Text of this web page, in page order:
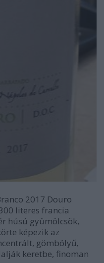
2017 Douro
literes francia
húsú gyümölcsök,
képezik az
gömbölyű,
keretbe, finoman